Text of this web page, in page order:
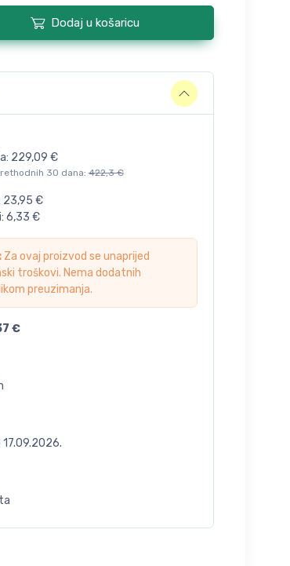
Dodaj u košaricu
229,09 €
30 dana: 422,3 €
23,95 €
6,33 €
Za ovaj proizvod se unaprijed
troškovi. Nema dodatnih
preuzimanja.
€
17.09.2026.